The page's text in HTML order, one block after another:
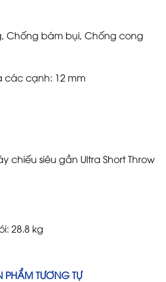
Chống bám bụi, Chống cong
các cạnh: 12 mm
chiếu siêu gần Ultra Short Throw
28.8 kg
PHẨM TƯƠNG TỰ